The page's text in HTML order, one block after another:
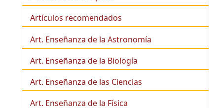
Artículos recomendados
Art. Enseñanza de la Astronomía
Art. Enseñanza de la Biología
Art. Enseñanza de las Ciencias
Art. Enseñanza de la Física